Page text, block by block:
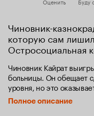
Чиновник-
которую сам
Остросоциальная
Чиновник Кайрат
больницы. Он обещает
уровня, но это
деле коррупционер на
себе роскошную дачу.
Полное описание